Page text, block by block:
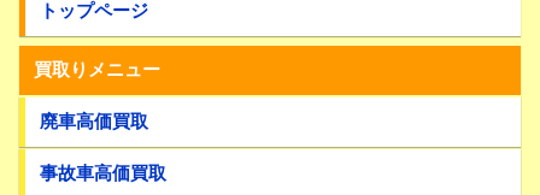
トップページ
買取りメニュー
廃車高価買取
事故車高価買取